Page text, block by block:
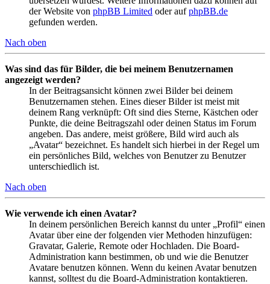
der Website von phpBB Limited oder aufphpBB.de
gefunden werden.
Nach oben
Was sind das für Bilder, die bei meinem Benutzernamen
angezeigt werden?
In der Beitragsansicht können zwei Bilder bei deinem
Benutzernamen stehen. Eines dieser Bilder ist meist mit
deinem Rang verknüpft: Oft sind dies Sterne, Kästchen oder
Punkte, die deine Beitragszahl oder deinen Status im Forum
angeben. Das andere, meist größere, Bild wird auch als
„Avatar“ bezeichnet. Es handelt sich hierbei in der Regel um
ein persönliches Bild, welches von Benutzer zu Benutzer
unterschiedlich ist.
Nach oben
Wie verwende ich einen Avatar?
In deinem persönlichen Bereich kannst du unter „Profil“ einen
Avatar über eine der folgenden vier Methoden hinzufügen:
Gravatar, Galerie, Remote oder Hochladen. Die Board-
Administration kann bestimmen, ob und wie die Benutzer
Avatare benutzen können. Wenn du keinen Avatar benutzen
kannst, solltest du die Board-Administration kontaktieren.